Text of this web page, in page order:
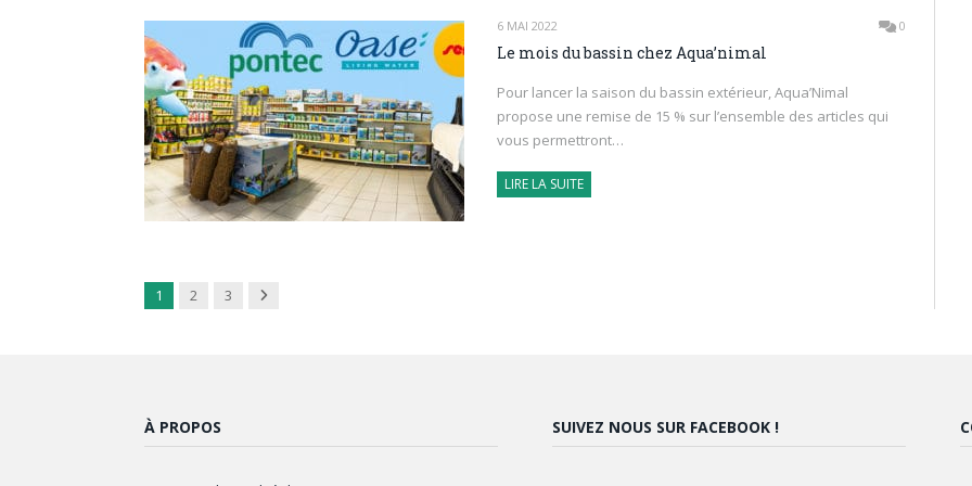
6 MAI 2022 0
Le mois du bassin chez Aqua’nimal
Pour lancer la saison du bassin extérieur, Aqua’Nimal
propose une remise de 15 % sur l’ensemble des articles qui
vous permettront…
LIRE LA SUITE
1 2 3 Next
À PROPOS SUIVEZ NOUS SUR FACEBOOK !